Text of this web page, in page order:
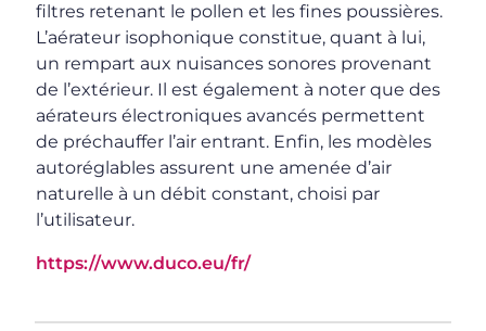
filtres retenant le pollen et les fines poussières.
L’aérateur isophonique constitue, quant à lui,
un rempart aux nuisances sonores provenant
de l’extérieur. Il est également à noter que des
aérateurs électroniques avancés permettent
de préchauffer l’air entrant. Enfin, les modèles
autoréglables assurent une amenée d’air
naturelle à un débit constant, choisi par
l’utilisateur.
https://www.duco.eu/fr/